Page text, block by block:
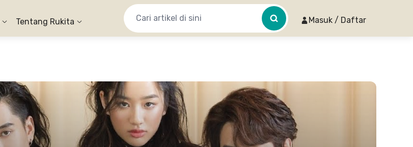
Tentang Rukita Masuk / Daftar